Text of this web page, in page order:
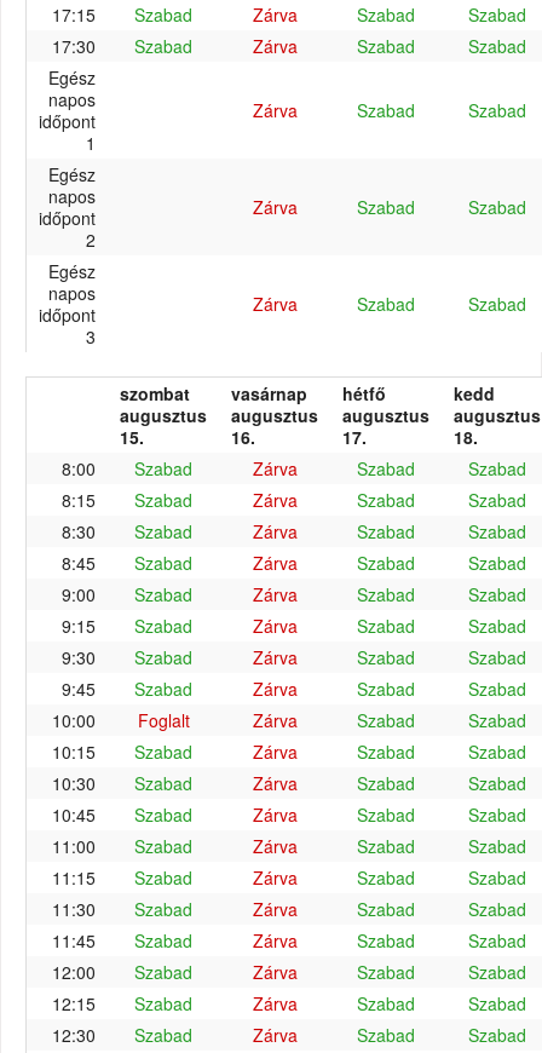
17:15
Szabad Zárva Szabad
Szabad
17:30
Szabad Zárva Szabad
Szabad
Egész
napos
időpont
1
Zárva Szabad Szabad
Egész
napos
időpont
2
Zárva Szabad Szabad
Egész
napos
időpont
3
Zárva Szabad Szabad
szombat
augusztus
15.
vasárnap
augusztus
16.
hétfő
augusztus
17.
kedd
augusztus
18.
8:00
Szabad Zárva Szabad
Szabad
8:15
Szabad Zárva Szabad
Szabad
8:30
Szabad Zárva Szabad
Szabad
8:45
Szabad Zárva Szabad
Szabad
9:00
Szabad Zárva Szabad
Szabad
9:15
Szabad Zárva Szabad
Szabad
9:30
Szabad Zárva Szabad
Szabad
9:45
Szabad Zárva Szabad
Szabad
10:00
Foglalt Zárva Szabad
Szabad
10:15
Szabad Zárva Szabad
Szabad
10:30
Szabad Zárva Szabad
Szabad
10:45
Szabad Zárva Szabad
Szabad
11:00
Szabad Zárva Szabad
Szabad
11:15
Szabad Zárva Szabad
Szabad
11:30
Szabad Zárva Szabad
Szabad
11:45
Szabad Zárva Szabad
Szabad
12:00
Szabad Zárva Szabad
Szabad
12:15
Szabad Zárva Szabad
Szabad
12:30
Szabad Zárva Szabad
Szabad